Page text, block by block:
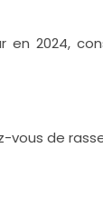
2024,
de